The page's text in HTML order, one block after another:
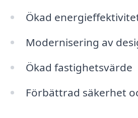
Ökad
Modernisering av
Ökad fastighetsvärde
Förbättrad säkerhet